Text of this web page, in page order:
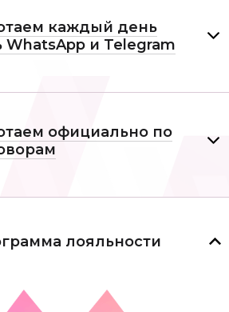
каждый день
WhatsApp и Telеgram
официально по
лояльности